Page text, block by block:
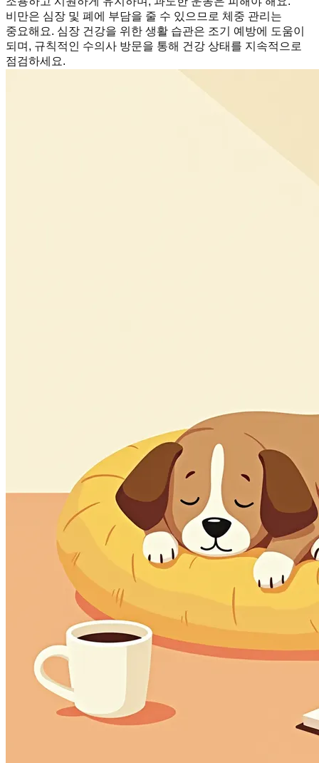
비만은 심장 및 폐에 부담을 줄 수 있으므로 체중 관리는
중요해요. 심장 건강을 위한 생활 습관은 조기 예방에 도움이
되며, 규칙적인 수의사 방문을 통해 건강 상태를 지속적으로
점검하세요.